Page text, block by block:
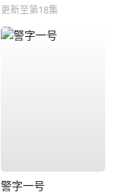
更新至第18集
警字一号